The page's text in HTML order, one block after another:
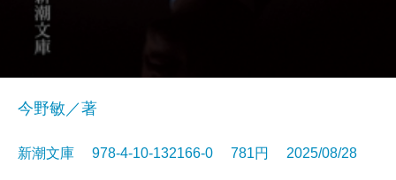
今野敏／著
新潮文庫 978-4-10-132166-0 781円 2025/08/28